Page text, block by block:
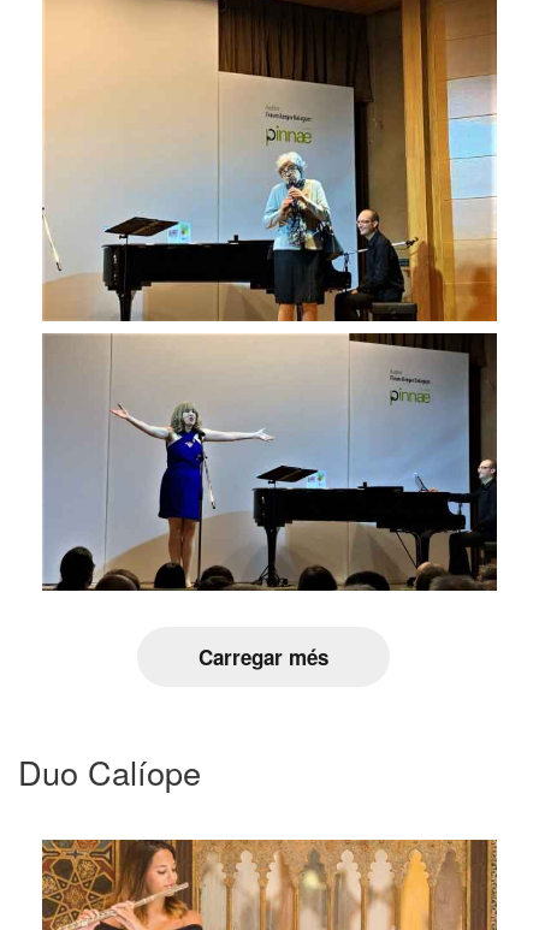
Carregar més
Duo Calíope